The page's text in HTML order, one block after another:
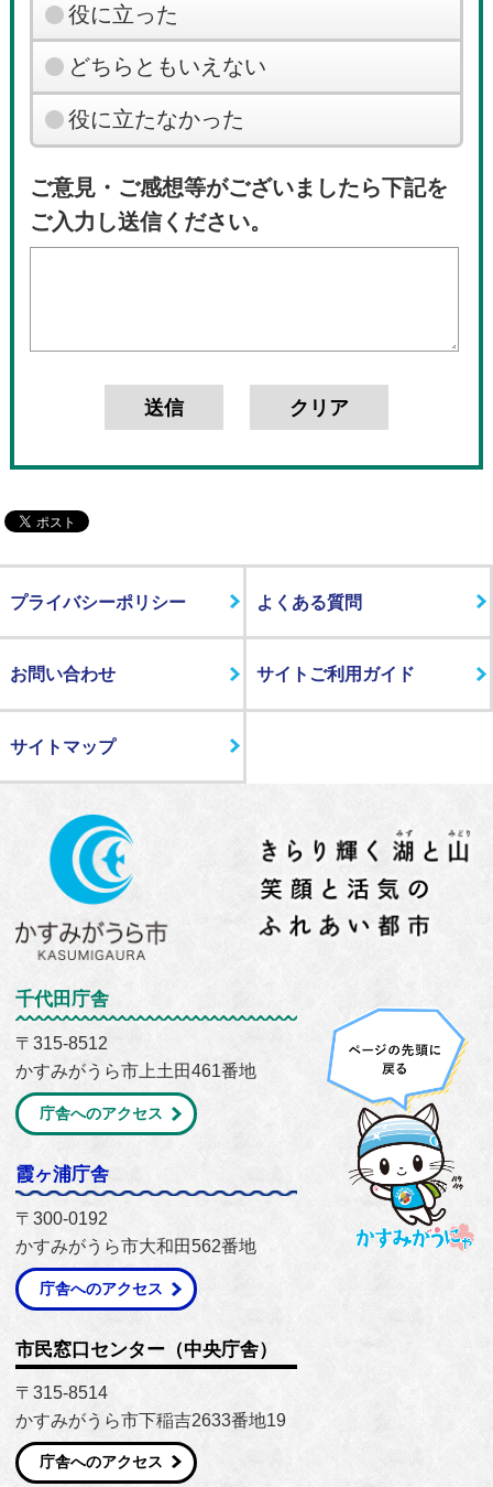
役に立った
どちらともいえない
役に立たなかった
ご意見・ご感想等がございましたら下記を
ご入力し送信ください。
プライバシーポリシー よくある質問
お問い合わせ サイトご利用ガイド
サイトマップ
千代田庁舎
〒315-8512
かすみがうら市上土田461番地
庁舎へのアクセス
霞ヶ浦庁舎
〒300-0192
かすみがうら市大和田562番地
庁舎へのアクセス
市民窓口センター（中央庁舎）
〒315-8514
かすみがうら市下稲吉2633番地19
庁舎へのアクセス